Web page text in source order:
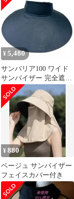
¥ 5,480
サンバリア100 ワイド
サンバイザー 完全遮光
ブラック UV対策
¥880
ベージュ サンバイザー
フェイスカバー付き